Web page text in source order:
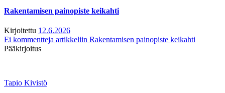
Rakentamisen painopiste keikahti
Kirjoitettu 12.6.2026
Ei kommentteja artikkeliin Rakentamisen painopiste keikahti
Pääkirjoitus
Tapio Kivistö